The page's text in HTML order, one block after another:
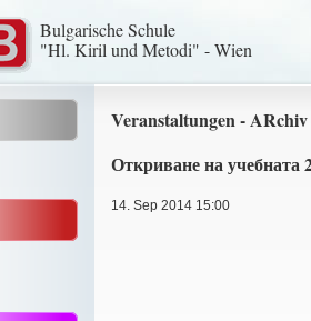
Bulgarische Schule
"Hl. Kiril und Metodi" - Wien
Veranstaltungen - ARchiv
Откриване на учебната
14. Sep 2014 15:00